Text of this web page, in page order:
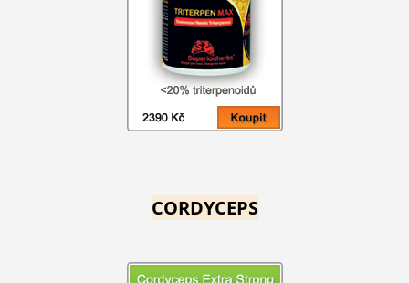
CORDYCEPS